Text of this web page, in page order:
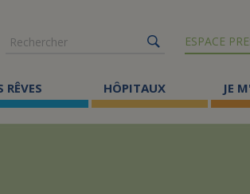
Rechercher
ESPACE
RÊVES HÔPITAUX JE